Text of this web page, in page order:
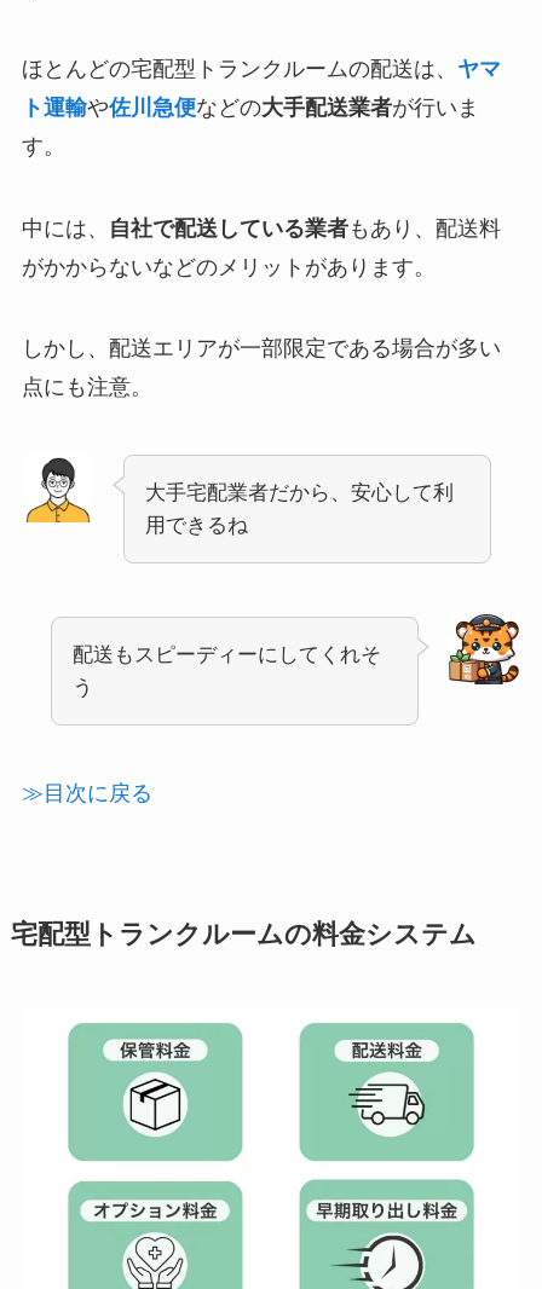
ほとんどの宅配型トランクルームの配送は、 ヤマ
ト運輸や佐川急便などの大手配送業者が行いま
す。
中には、 自社で配送している業者もあり、配送料
がかからないなどのメリットがあります。
しかし、配送エリアが一部限定である場合が多い
点にも注意。
大手宅配業者だから、安心して利
用できるね
配送もスピーディーにしてくれそ
う
≫目次に戻る
宅配型トランクルームの料金システム